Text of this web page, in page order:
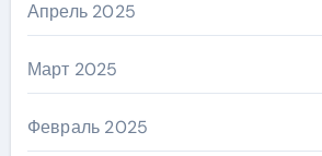
Апрель 2025
Март 2025
Февраль 2025